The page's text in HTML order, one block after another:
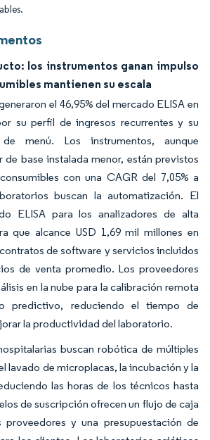
los instrumentos ganan impulso
mantienen su escala
el 46,95% del mercado ELISA en
su perfil de ingresos recurrentes y su
menú. Los instrumentos, aunque
de base instalada menor, están previstos
con una CAGR del 7,05% a
buscan la automatización. El
ELISA para los analizadores de alta
que alcance USD 1,69 mil millones en
de software y servicios incluidos
de venta promedio. Los proveedores
en la nube para la calibración remota
predictivo, reduciendo el tiempo de
la productividad del laboratorio.
buscan robótica de múltiples
lavado de microplacas, la incubación y la
las horas de los técnicos hasta
de suscripción ofrecen un flujo de caja
y una presupuestación de